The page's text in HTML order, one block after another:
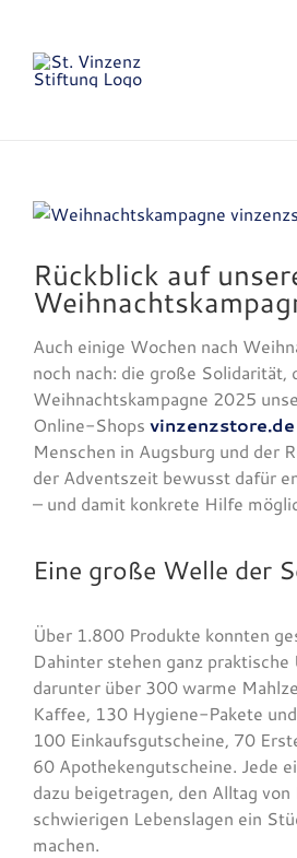
springen
Zeige
Bild
Rückblick auf
Auch einige Wochen nach
noch nach: die große Solidarität,
Weihnachtskampagne 2025
Online-Shops vinzenzstore.de
Menschen in Augsburg und der
der Adventszeit bewusst dafür
– und damit konkrete Hilfe
Eine große Welle der
Über 1.800 Produkte konnten
Dahinter stehen ganz
darunter über 300 warme
Kaffee, 130 Hygiene-Pakete
100 Einkaufsgutscheine, 70
60 Apothekengutscheine. Jede
dazu beigetragen, den Alltag
schwierigen Lebenslagen ein
machen.